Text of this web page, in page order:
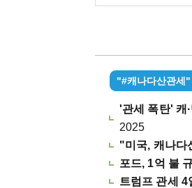
"#캐나다산관세
'관세 폭탄' 캐
2025
"미국, 캐나다
포드, 1억 불
트럼프 관세 4